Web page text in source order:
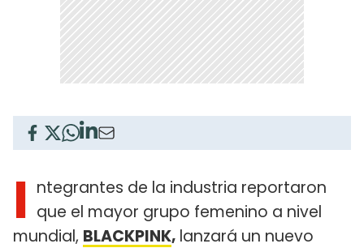
I ntegrantes de la industria reportaron
que el mayor grupo femenino a nivel
mundial, BLACKPINK, lanzará un nuevo